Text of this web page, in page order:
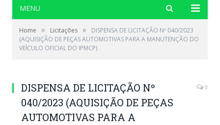
MENU
Home » Licitações »
DISPENSA DE LICITAÇÃO Nº 040/2023
(AQUISIÇÃO DE PEÇAS AUTOMOTIVAS PARA A MANUTENÇÃO DO
VEÍCULO OFICIAL DO IPMCP)
DISPENSA DE LICITAÇÃO Nº
040/2023 (AQUISIÇÃO DE PEÇAS
AUTOMOTIVAS PARA A
0